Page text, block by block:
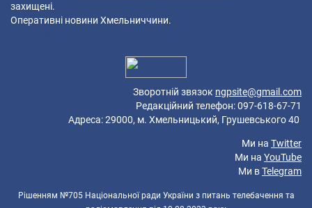
захищені.
Оперативні новини Хмельниччини.
Зворотній звязок ngpsite@gmail.com
Редакційний телефон: 097-618-67-71
Адреса: 29000, м. Хмельницький, Грушевського 40
Ми на Twitter
Ми на YouTube
Ми вTelegram
Рішенням №705 Національної ради України з питань телебачення та